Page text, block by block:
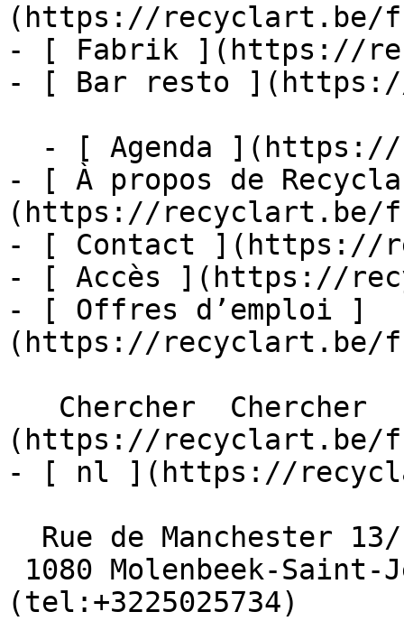
(https://recyclart.be/
- [ Fabrik ](https://
- [ Bar resto
- [ À propos de
(https://recyclart.be/
- [ Contact ](https://
- [ Accès ](https://
- [ Offres d’emploi ]
(https://recyclart.be/
(https://recyclart.be/
- [ nl ](https://
(tel:+3225025734)